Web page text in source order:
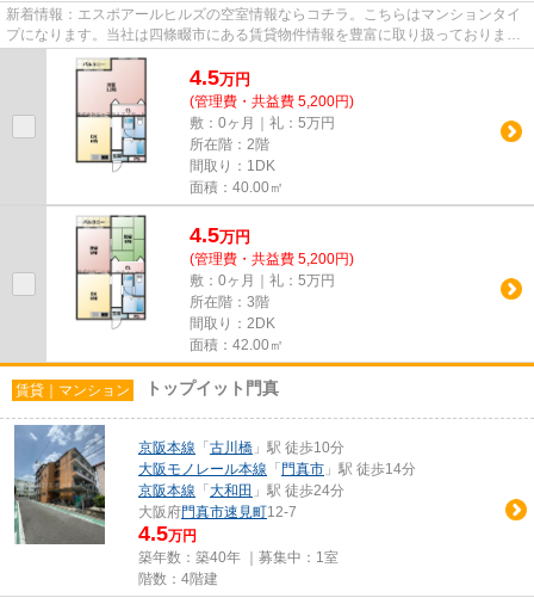
新着情報：エスポアールヒルズの空室情報ならコチラ。こちらはマンションタイ
プになります。当社は四條畷市にある賃貸物件情報を豊富に取り扱っておりま
す。こだわりの条件やご要望が...
4.5万円
(管理費・共益費 5,200円)
敷：0ヶ月｜礼：5万円
所在階：2階
間取り：1DK
面積：40.00㎡
4.5万円
(管理費・共益費 5,200円)
敷：0ヶ月｜礼：5万円
所在階：3階
間取り：2DK
面積：42.00㎡
賃貸｜マンション トップイット門真
京阪本線 「 古川橋 」駅 徒歩10分
大阪モノレール本線 「 門真市 」駅 徒歩14分
京阪本線 「 大和田 」駅 徒歩24分
大阪府門真市速見町12-7
4.5万円
築年数：築40年 ｜募集中： 1室
階数：4階建